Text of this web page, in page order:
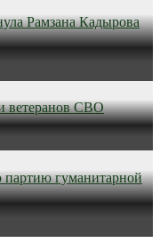
Рамзана Кадырова
ветеранов СВО
гуманитарной